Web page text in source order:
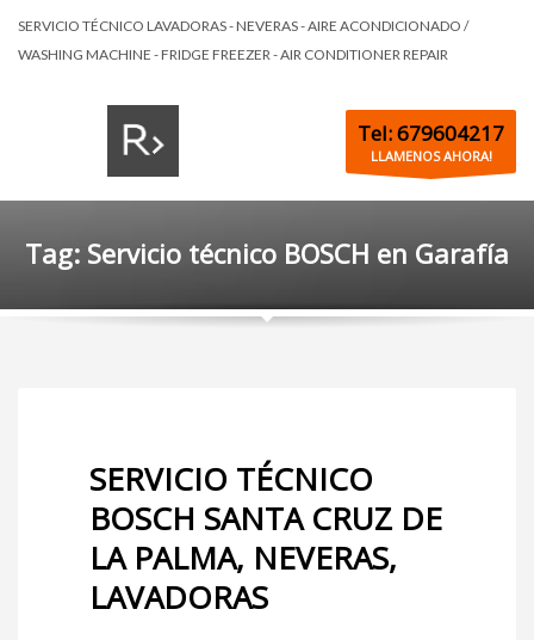
SERVICIO TÉCNICO LAVADORAS - NEVERAS - AIRE ACONDICIONADO /
WASHING MACHINE - FRIDGE FREEZER - AIR CONDITIONER REPAIR
Tel: 679604217
LLAMENOS AHORA!
Tag: Servicio técnico BOSCH en Garafía
SERVICIO TÉCNICO
BOSCH SANTA CRUZ DE
LA PALMA, NEVERAS,
LAVADORAS